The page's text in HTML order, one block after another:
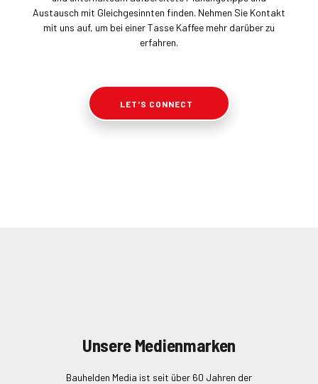
Austausch mit Gleichgesinnten finden. Nehmen Sie Kontakt
mit uns auf, um bei einer Tasse Kaffee mehr darüber zu
erfahren.
LET'S CONNECT
Unsere Medienmarken
Bauhelden Media ist seit über 60 Jahren der